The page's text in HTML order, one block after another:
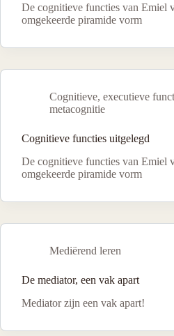
De cognitieve functies van Emiel
omgekeerde piramide vorm
Cognitieve, executieve
metacognitie
Cognitieve functies uitgelegd
De cognitieve functies van Emiel
omgekeerde piramide vorm
Mediërend leren
De mediator, een vak apart
Mediator zijn een vak apart!